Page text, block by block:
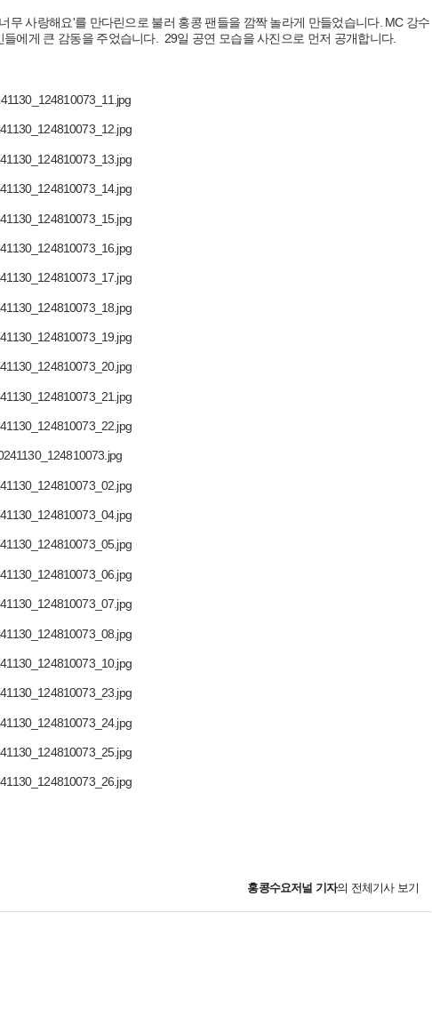
사랑해요'를 만다린으로 불러 홍콩 팬들을 깜짝 놀라게 만들었습니다. MC 강수
에게 큰 감동을 주었습니다. 29일 공연 모습을 사진으로 먼저 공개합니다.
홍콩수요저널 기자의 전체기사 보기